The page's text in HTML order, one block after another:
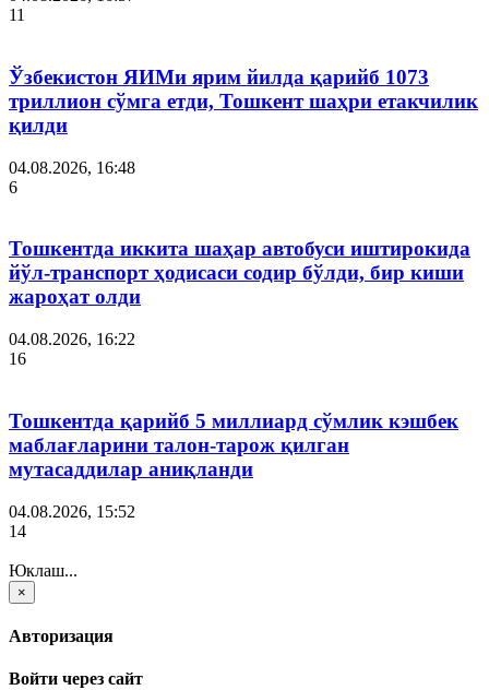
11
Ўзбекистон ЯИМи ярим йилда қарийб 1073
триллион сўмга етди, Тошкент шаҳри етакчилик
қилди
04.08.2026, 16:48
6
Тошкентда иккита шаҳар автобуси иштирокида
йўл-транспорт ҳодисаси содир бўлди, бир киши
жароҳат олди
04.08.2026, 16:22
16
Тошкентда қарийб 5 миллиард сўмлик кэшбек
маблағларини талон-тарож қилган
мутасаддилар аниқланди
04.08.2026, 15:52
14
Юклаш...
×
Авторизация
Войти через сайт